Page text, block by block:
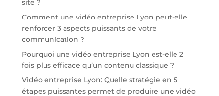
site ?
Comment une vidéo entreprise Lyon peut-elle
renforcer 3 aspects puissants de votre
communication ?
Pourquoi une vidéo entreprise Lyon est-elle 2
fois plus efficace qu’un contenu classique ?
Vidéo entreprise Lyon: Quelle stratégie en 5
étapes puissantes permet de produire une vidéo